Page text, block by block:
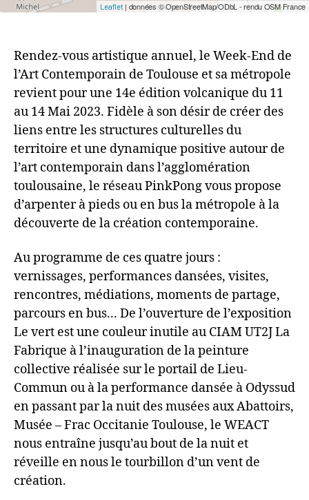
Leaflet| données © OpenStreetMap/ODbL - rendu OSM France
Rendez-vous artistique annuel, le Week-End de
l’Art Contemporain de Toulouse et sa métropole
revient pour une 14e édition volcanique du 11
au 14 Mai 2023. Fidèle à son désir de créer des
liens entre les structures culturelles du
territoire et une dynamique positive autour de
l’art contemporain dans l’agglomération
toulousaine, le réseau PinkPong vous propose
d’arpenter à pieds ou en bus la métropole à la
découverte de la création contemporaine.
Au programme de ces quatre jours :
vernissages, performances dansées, visites,
rencontres, médiations, moments de partage,
parcours en bus... De l’ouverture de l’exposition
Le vert est une couleur inutile au CIAM UT2J La
Fabrique à l’inauguration de la peinture
collective réalisée sur le portail de Lieu-
Commun ou à la performance dansée à Odyssud
en passant par la nuit des musées aux Abattoirs,
Musée – Frac Occitanie Toulouse, le WEACT
nous entraîne jusqu’au bout de la nuit et
réveille en nous le tourbillon d’un vent de
création.